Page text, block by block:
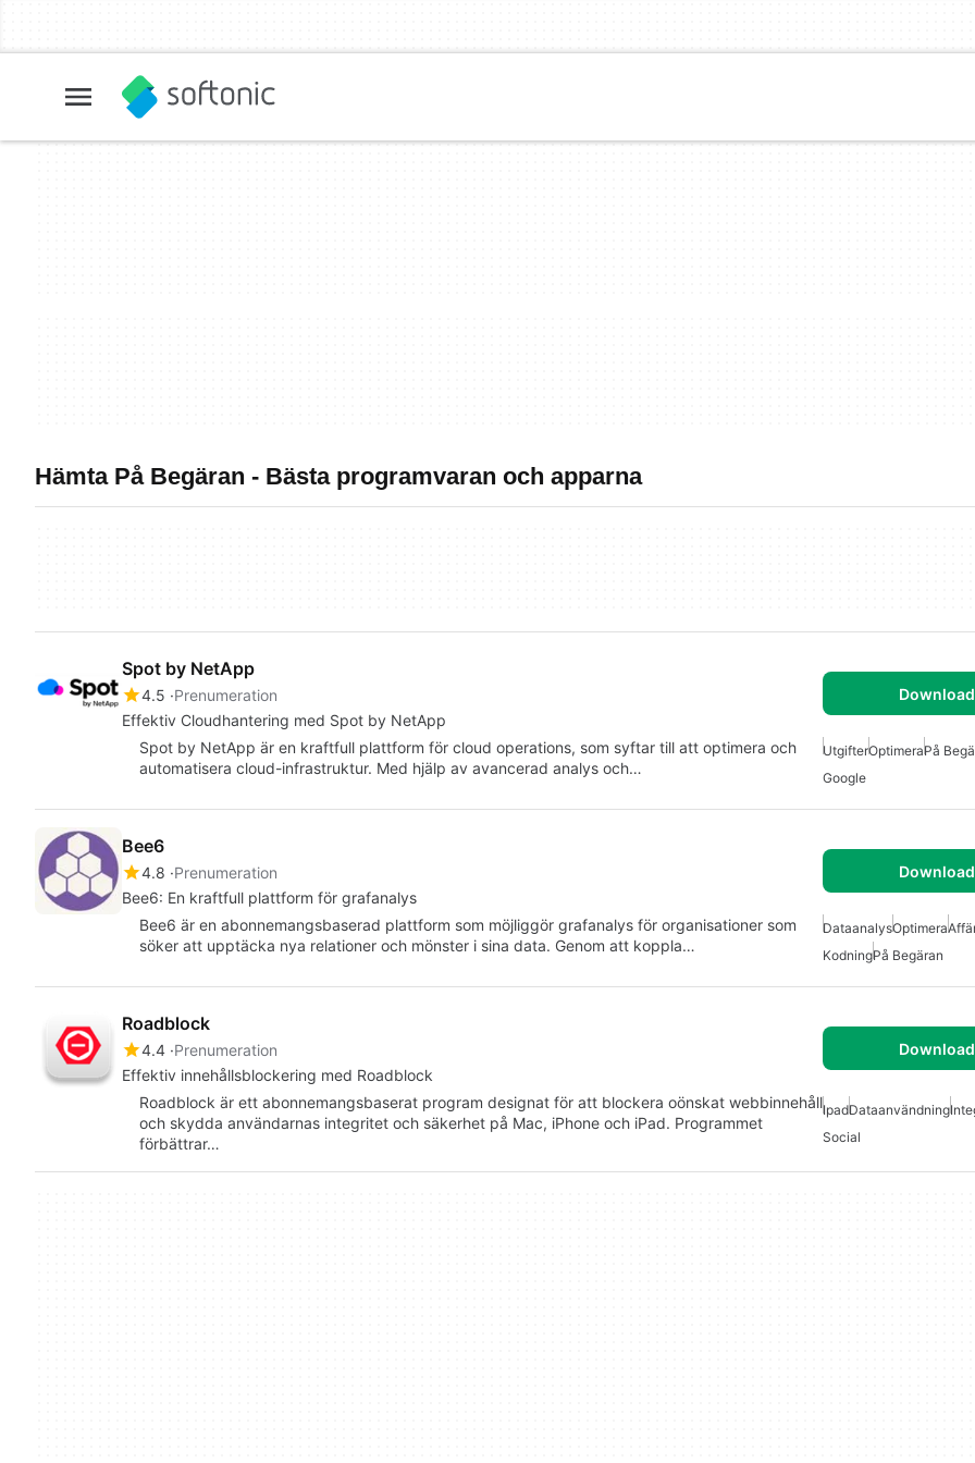
Hämta På Begäran - Bästa programvaran och apparna
Spot by NetApp
4.5 Prenumeration
Effektiv Cloudhantering med Spot by NetApp
Spot by NetApp är en kraftfull plattform för cloud operations, som syftar till att optimera och
automatisera cloud-infrastruktur. Med hjälp av avancerad analys och…
UtgifterOptimeraPå
Google
Bee6
4.8 Prenumeration
Bee6: En kraftfull plattform för grafanalys
Bee6 är en abonnemangsbaserad plattform som möjliggör grafanalys för organisationer som
söker att upptäcka nya relationer och mönster i sina data. Genom att koppla…
DataanalysOptimera
KodningPå Begäran
Roadblock
4.4 Prenumeration
Effektiv innehållsblockering med Roadblock
Roadblock är ett abonnemangsbaserat program designat för att blockera oönskat webbinnehåll
och skydda användarnas integritet och säkerhet på Mac, iPhone och iPad. Programmet
förbättrar…
IpadDataanvändning
Social